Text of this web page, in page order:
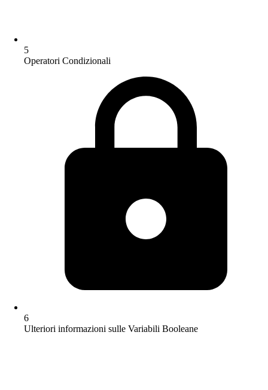
5
Operatori Condizionali
6
Ulteriori informazioni sulle Variabili Booleane